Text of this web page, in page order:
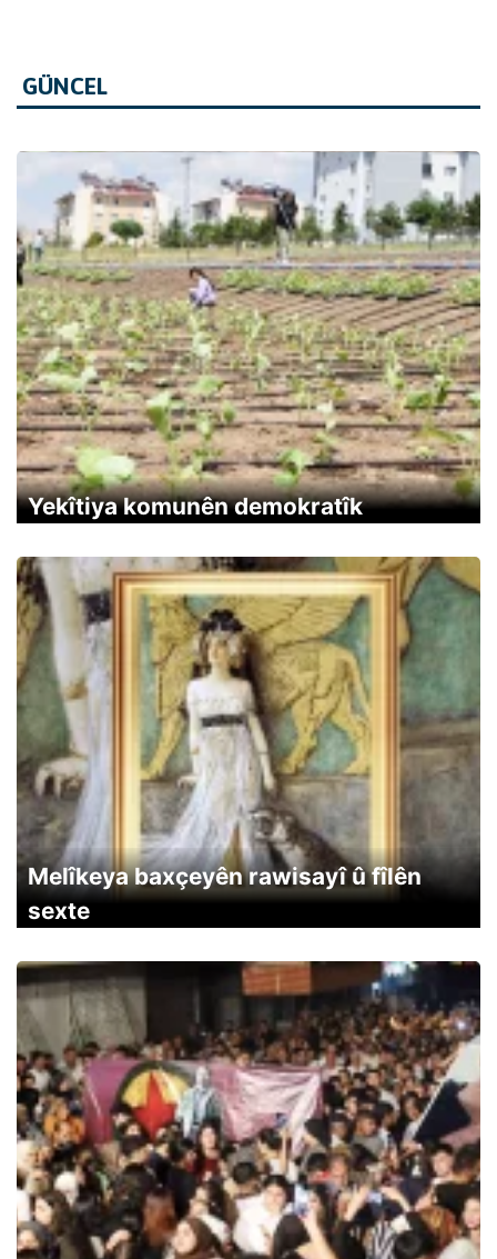
GÜNCEL
Yekîtiya komunên demokratîk
Melîkeya baxçeyên rawisayî û fîlên
sexte